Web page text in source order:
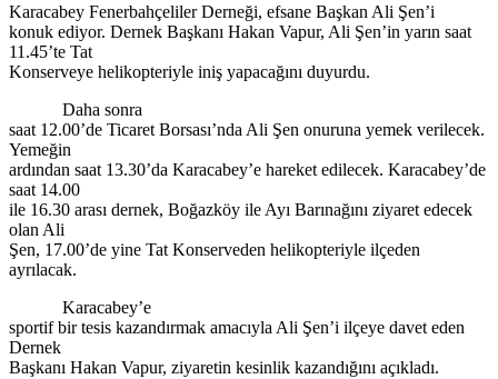
Karacabey Fenerbahçeliler Derneği, efsane Başkan Ali Şen’i
konuk ediyor. Dernek Başkanı Hakan Vapur, Ali Şen’in yarın saat
11.45’te Tat
Konserveye helikopteriyle iniş yapacağını duyurdu.
Daha sonra
saat 12.00’de Ticaret Borsası’nda Ali Şen onuruna yemek verilecek.
Yemeğin
ardından saat 13.30’da Karacabey’e hareket edilecek. Karacabey’de
saat 14.00
ile 16.30 arası dernek, Boğazköy ile Ayı Barınağını ziyaret edecek
olan Ali
Şen, 17.00’de yine Tat Konserveden helikopteriyle ilçeden
ayrılacak.
Karacabey’e
sportif bir tesis kazandırmak amacıyla Ali Şen’i ilçeye davet eden
Dernek
Başkanı Hakan Vapur, ziyaretin kesinlik kazandığını açıkladı.